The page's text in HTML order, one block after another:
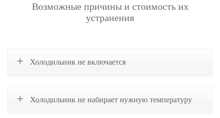
Возможные причины и стоимость их
устранения
Холодильник не включается
Холодильник не набирает нужную температуру